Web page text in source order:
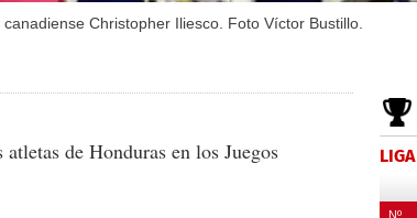
Christopher Iliesco. Foto Víctor Bustillo.
de Honduras en los Juegos